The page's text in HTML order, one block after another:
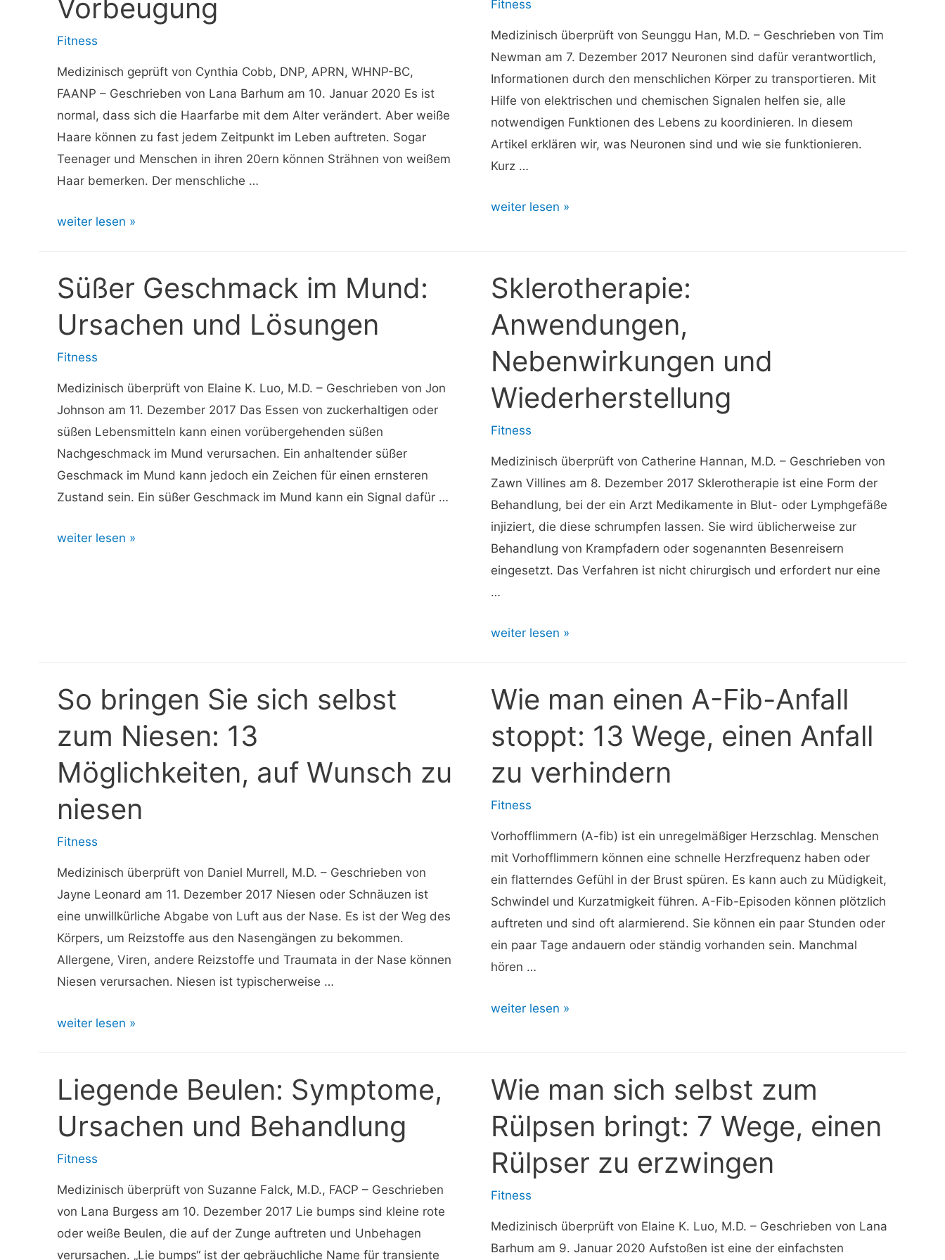
Vorbeugung
Fitness
Medizinisch geprüft von Cynthia Cobb, DNP, APRN, WHNP-BC,
FAANP – Geschrieben von Lana Barhum am 10. Januar 2020 Es ist
normal, dass sich die Haarfarbe mit dem Alter verändert. Aber weiße
Haare können zu fast jedem Zeitpunkt im Leben auftreten. Sogar
Teenager und Menschen in ihren 20ern können Strähnen von weißem
Haar bemerken. Der menschliche …
Weiße
und
zur
Vorbeugung
weiter lesen »
Fitness
Medizinisch überprüft von Seunggu Han, M.D. – Geschrieben von Tim
Newman am 7. Dezember 2017 Neuronen sind dafür verantwortlich,
Informationen durch den menschlichen Körper zu transportieren. Mit
Hilfe von elektrischen und chemischen Signalen helfen sie, alle
notwendigen Funktionen des Lebens zu koordinieren. In diesem
Artikel erklären wir, was Neuronen sind und wie sie funktionieren.
Kurz …
Neuronen:
und
wie
funktionieren
sie?
weiter lesen »
Süßer Geschmack im Mund:
Ursachen und Lösungen
Fitness
Medizinisch überprüft von Elaine K. Luo, M.D. – Geschrieben von Jon
Johnson am 11. Dezember 2017 Das Essen von zuckerhaltigen oder
süßen Lebensmitteln kann einen vorübergehenden süßen
Nachgeschmack im Mund verursachen. Ein anhaltender süßer
Geschmack im Mund kann jedoch ein Zeichen für einen ernsteren
Zustand sein. Ein süßer Geschmack im Mund kann ein Signal dafür …
Süßer
weiter lesen »
Sklerotherapie:
Anwendungen,
Nebenwirkungen und
Wiederherstellung
Fitness
Medizinisch überprüft von Catherine Hannan, M.D. – Geschrieben von
Zawn Villines am 8. Dezember 2017 Sklerotherapie ist eine Form der
Behandlung, bei der ein Arzt Medikamente in Blut- oder Lymphgefäße
injiziert, die diese schrumpfen lassen. Sie wird üblicherweise zur
Behandlung von Krampfadern oder sogenannten Besenreisern
eingesetzt. Das Verfahren ist nicht chirurgisch und erfordert nur eine
…
Sklerotherapie:
und
weiter lesen »
So bringen Sie sich selbst
zum Niesen: 13
Möglichkeiten, auf Wunsch zu
niesen
Fitness
Medizinisch überprüft von Daniel Murrell, M.D. – Geschrieben von
Jayne Leonard am 11. Dezember 2017 Niesen oder Schnäuzen ist
eine unwillkürliche Abgabe von Luft aus der Nase. Es ist der Weg des
Körpers, um Reizstoffe aus den Nasengängen zu bekommen.
Allergene, Viren, andere Reizstoffe und Traumata in der Nase können
Niesen verursachen. Niesen ist typischerweise …
So
sich
zum
Niesen:
Möglichkeiten,
auf
Wunsch
weiter lesen »
Wie man einen A-Fib-Anfall
stoppt: 13 Wege, einen Anfall
zu verhindern
Fitness
Vorhofflimmern (A-fib) ist ein unregelmäßiger Herzschlag. Menschen
mit Vorhofflimmern können eine schnelle Herzfrequenz haben oder
ein flatterndes Gefühl in der Brust spüren. Es kann auch zu Müdigkeit,
Schwindel und Kurzatmigkeit führen. A-Fib-Episoden können plötzlich
auftreten und sind oft alarmierend. Sie können ein paar Stunden oder
ein paar Tage andauern oder ständig vorhanden sein. Manchmal
hören …
Wie
Fib-
Anfall
stoppt:
13
einen
Anfall
zu
weiter lesen »
Liegende Beulen: Symptome,
Ursachen und Behandlung
Fitness
Medizinisch überprüft von Suzanne Falck, M.D., FACP – Geschrieben
von Lana Burgess am 10. Dezember 2017 Lie bumps sind kleine rote
oder weiße Beulen, die auf der Zunge auftreten und Unbehagen
verursachen. „Lie bumps“ ist der gebräuchliche Name für transiente
Wie man sich selbst zum
Rülpsen bringt: 7 Wege, einen
Rülpser zu erzwingen
Fitness
Medizinisch überprüft von Elaine K. Luo, M.D. – Geschrieben von Lana
Barhum am 9. Januar 2020 Aufstoßen ist eine der einfachsten